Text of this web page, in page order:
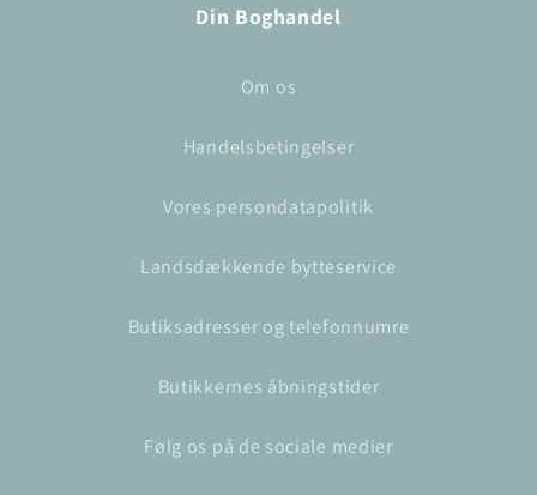
Din Boghandel
Om os
Handelsbetingelser
Vores persondatapolitik
Landsdækkende bytteservice
Butiksadresser og telefonnumre
Butikkernes åbningstider
Følg os på de sociale medier